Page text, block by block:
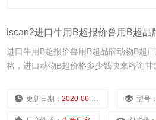
iscan2进口牛用B超报价兽用B超品
进口牛用B超报价兽用B超品牌动物B超
格，进口动物B超价格多少钱快来咨询甘
更新日期：2020-06-28 型号